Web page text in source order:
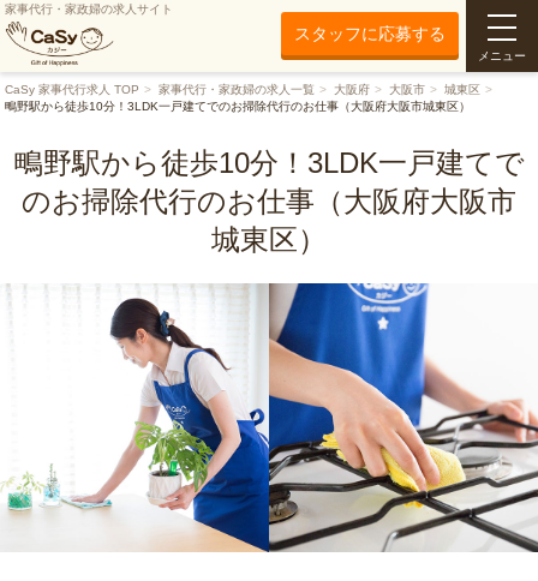
家事代行・家政婦の求人サイト
スタッフに応募する
メニュー
CaSy 家事代行求人 TOP 家事代行・家政婦の求人一覧 大阪府 大阪市
城東区
鴫野駅から徒歩10分！3LDK一戸建てでのお掃除代行のお仕事（大阪府大阪市城東区）
鴫野駅から徒歩10分！3LDK一戸建てで
のお掃除代行のお仕事（大阪府大阪市
城東区）